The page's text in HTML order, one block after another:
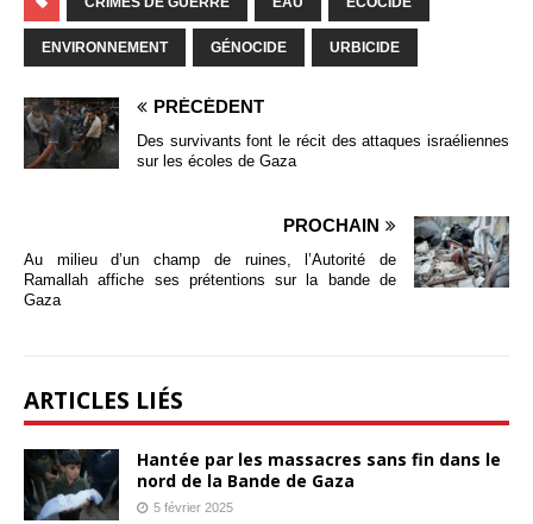
ENVIRONNEMENT GÉNOCIDE URBICIDE
PRÉCÉDENT
Des survivants font le récit des attaques israéliennes
sur les écoles de Gaza
PROCHAIN
Au milieu d’un champ de ruines, l’Autorité de
Ramallah affiche ses prétentions sur la bande de
Gaza
ARTICLES LIÉS
Hantée par les massacres sans fin dans le
nord de la Bande de Gaza
5 février 2025